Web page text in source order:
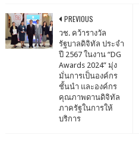
PREVIOUS
วช. คว้ารางวัล
รัฐบาลดิจิทัล ประจำ
ปี 2567 ในงาน “DG
Awards 2024” มุ่ง
มั่นการเป็นองค์กร
ชั้นนำ และองค์กร
คุณภาพดานดิจิทัล
ภาครัฐในการให้
บริการ